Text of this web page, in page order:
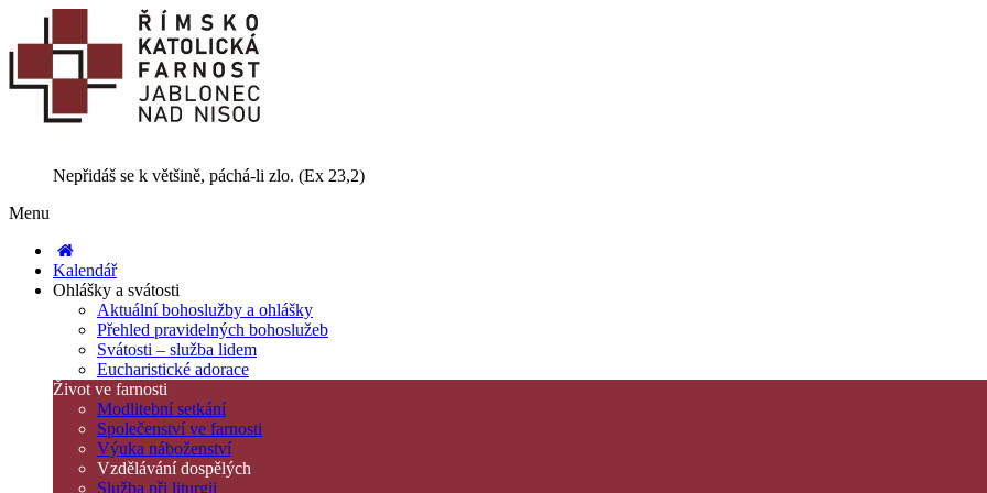
Nepřidáš se k většině, páchá-li zlo. (Ex 23,2)
Menu
Kalendář
Ohlášky a svátosti
Aktuální bohoslužby a ohlášky
Přehled pravidelných bohoslužeb
Svátosti – služba lidem
Eucharistické adorace
Život ve farnosti
Modlitební setkání
Společenství ve farnosti
Výuka náboženství
Vzdělávání dospělých
Služba při liturgii